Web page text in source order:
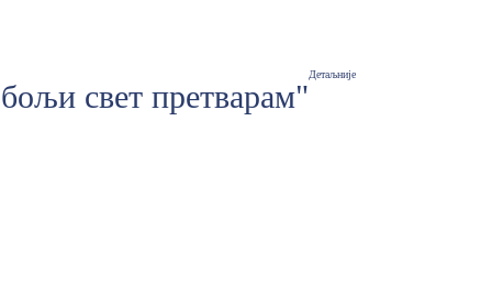
свет претварам"
Детаљније